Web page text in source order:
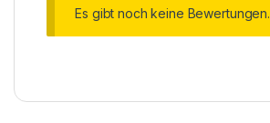
Es gibt noch keine Bewertungen.